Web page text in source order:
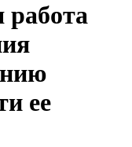
работа
ее